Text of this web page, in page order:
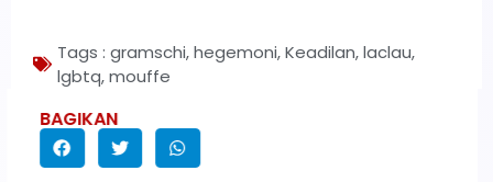
Tags : gramschi,hegemoni,Keadilan,laclau,
lgbtq,mouffe
BAGIKAN